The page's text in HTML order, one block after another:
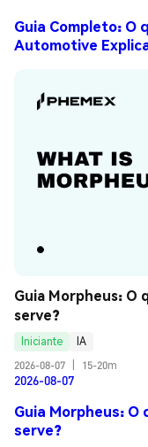
Guia Completo: O
Automotive
Guia Morpheus: O
serve?
Iniciante
IA
2026-08-07
15-20m
2026-08-07
Guia Morpheus: O
serve?